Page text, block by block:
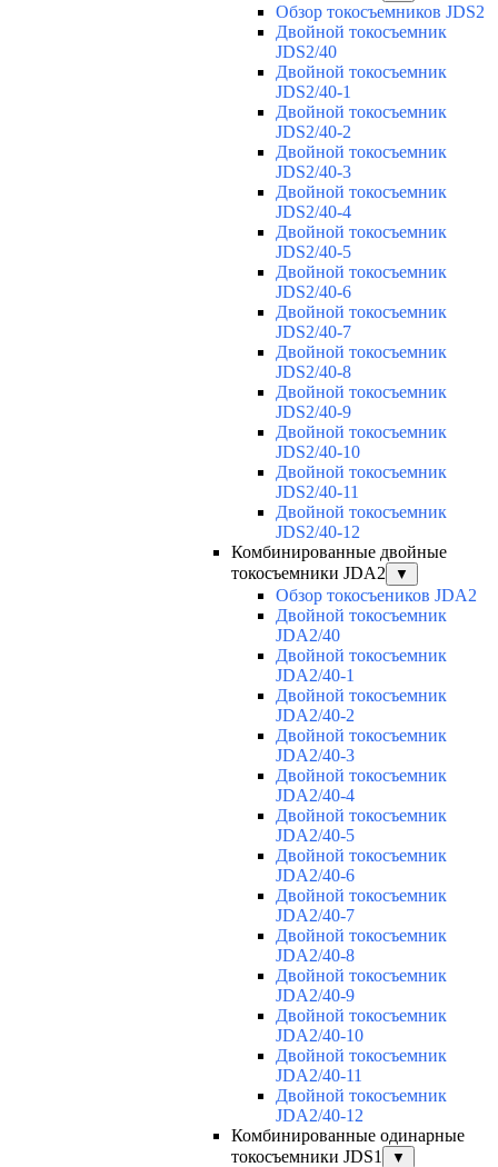
Обзор токосъемников JDS2
Двойной токосъемник
JDS2/40
Двойной токосъемник
JDS2/40-1
Двойной токосъемник
JDS2/40-2
Двойной токосъемник
JDS2/40-3
Двойной токосъемник
JDS2/40-4
Двойной токосъемник
JDS2/40-5
Двойной токосъемник
JDS2/40-6
Двойной токосъемник
JDS2/40-7
Двойной токосъемник
JDS2/40-8
Двойной токосъемник
JDS2/40-9
Двойной токосъемник
JDS2/40-10
Двойной токосъемник
JDS2/40-11
Двойной токосъемник
JDS2/40-12
Комбинированные двойные
токосъемники JDA2
▼
Обзор токосъеников JDA2
Двойной токосъемник
JDA2/40
Двойной токосъемник
JDA2/40-1
Двойной токосъемник
JDA2/40-2
Двойной токосъемник
JDA2/40-3
Двойной токосъемник
JDA2/40-4
Двойной токосъемник
JDA2/40-5
Двойной токосъемник
JDA2/40-6
Двойной токосъемник
JDA2/40-7
Двойной токосъемник
JDA2/40-8
Двойной токосъемник
JDA2/40-9
Двойной токосъемник
JDA2/40-10
Двойной токосъемник
JDA2/40-11
Двойной токосъемник
JDA2/40-12
Комбинированные одинарные
токосъемники JDS1
▼